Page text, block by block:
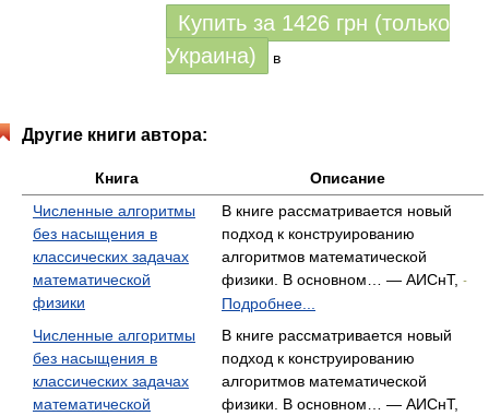
Купить за 1426 грн (только
Украина)
в
Другие книги автора:
Книга
Описание
Численные алгоритмы
без насыщения в
классических задачах
математической
физики
В книге рассматривается новый
подход к конструированию
алгоритмов математической
физики. В основном… — АИСнТ, -
Подробнее...
Численные алгоритмы
без насыщения в
классических задачах
математической
В книге рассматривается новый
подход к конструированию
алгоритмов математической
физики. В основном… — АИСнТ,